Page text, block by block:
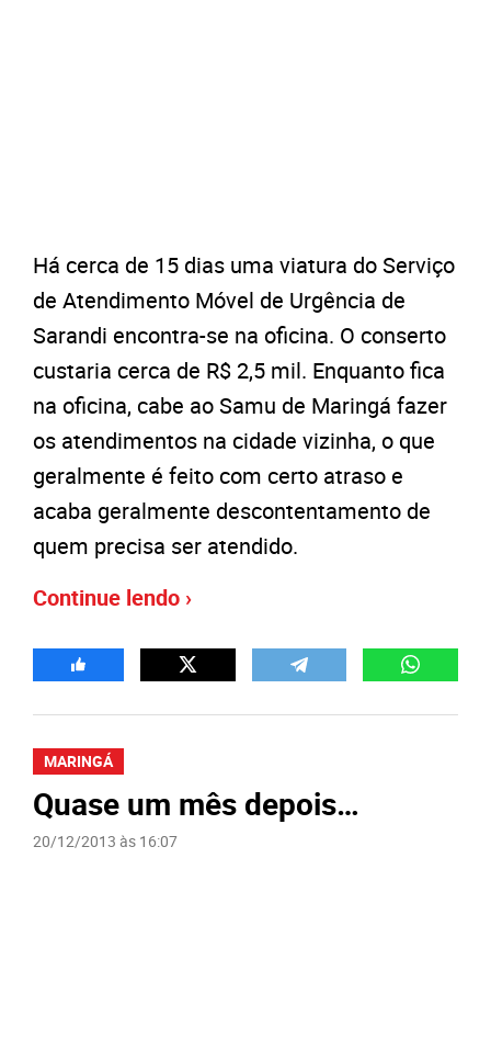
Há cerca de 15 dias uma viatura do Serviço
de Atendimento Móvel de Urgência de
Sarandi encontra-se na oficina. O conserto
custaria cerca de R$ 2,5 mil. Enquanto fica
na oficina, cabe ao Samu de Maringá fazer
os atendimentos na cidade vizinha, o que
geralmente é feito com certo atraso e
acaba geralmente descontentamento de
quem precisa ser atendido.
Continue lendo ›
MARINGÁ
Quase um mês depois…
20/12/2013 às 16:07